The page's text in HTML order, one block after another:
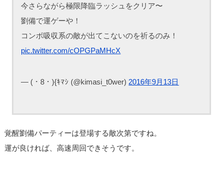
今さらながら極限降臨ラッシュをクリア〜
劉備で運ゲーや！
コンボ吸収系の敵が出てこないのを祈るのみ！
pic.twitter.com/cOPGPaMHcX
— (・8・){ｷﾏｼ (@kimasi_t0wer) 2016年9月13日
覚醒劉備パーティーは登場する敵次第ですね。
運が良ければ、高速周回できそうです。